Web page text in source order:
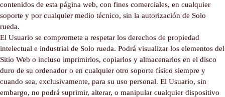
contenidos de esta página web, con fines comerciales, en cualquier
soporte y por cualquier medio técnico, sin la autorización de Solo
rueda.
El Usuario se compromete a respetar los derechos de propiedad
intelectual e industrial de Solo rueda. Podrá visualizar los elementos del
Sitio Web o incluso imprimirlos, copiarlos y almacenarlos en el disco
duro de su ordenador o en cualquier otro soporte físico siempre y
cuando sea, exclusivamente, para su uso personal. El Usuario, sin
embargo, no podrá suprimir, alterar, o manipular cualquier dispositivo